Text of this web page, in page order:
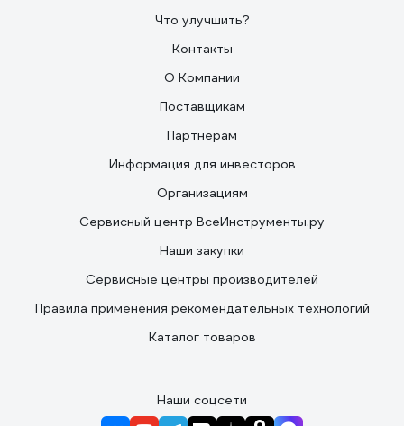
Что улучшить?
Контакты
О Компании
Поставщикам
Партнерам
Информация для инвесторов
Организациям
Сервисный центр ВсеИнструменты.ру
Наши закупки
Сервисные центры производителей
Правила применения рекомендательных технологий
Каталог товаров
Наши соцсети